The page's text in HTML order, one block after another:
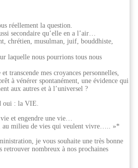
réellement la question.
secondaire qu’elle en a l’air…
chrétien, musulman, juif, bouddhiste,
laquelle nous pourrions tous nous
transcende mes croyances personnelles,
à vénérer spontanément, une évidence qui
aux autres et à l’universel ?
oui : la VIE.
et engendre une vie…
au milieu de vies qui veulent vivre….. »*
je vous souhaite une très bonne
retrouver nombreux à nos prochaines